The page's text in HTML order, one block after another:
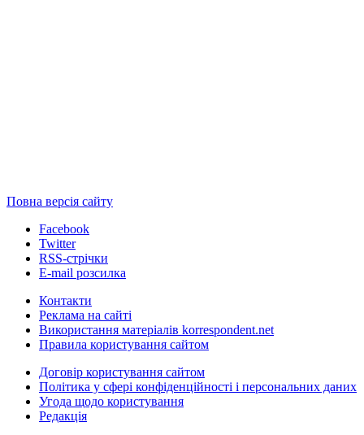
Повна версія сайту
Facebook
Twitter
RSS-стрічки
E-mail розсилка
Контакти
Реклама на сайті
Використання матеріалів korrespondent.net
Правила користування сайтом
Договір користування сайтом
Політика у сфері конфіденційності і персональних даних
Угода щодо користування
Редакція